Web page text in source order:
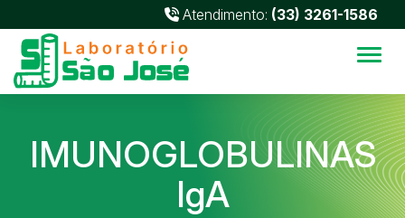
Atendimento: (33) 3261-1586
IMUNOGLOBULINAS
IgA